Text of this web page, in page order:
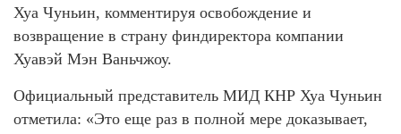
Хуа Чуньин, комментируя освобождение и
возвращение в страну финдиректора компании
Хуавэй Мэн Ваньчжоу.
Официальный представитель МИД КНР Хуа Чуньин
отметила: «Это еще раз в полной мере доказывает,